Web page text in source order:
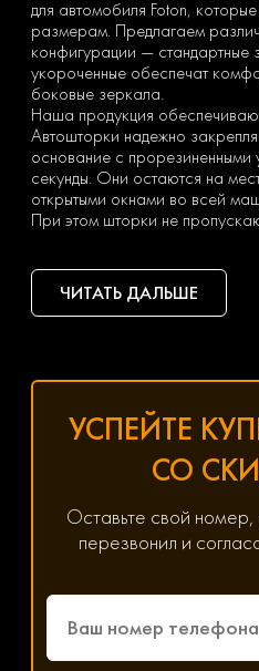
для автомобиля Foton,
размерам. Предлагаем
конфигурации — стандартные
укороченные обеспечат
боковые зеркала.
Наша продукция
Автошторки надежно
основание с прорезиненными
секунды. Они остаются на
открытыми окнами во всей
При этом шторки не
самых популярных запросов
Оформить заказ можно на
недорого, и вы сможете
демонтировать каркасную
и не придется докупать
Чтобы купить автомобильные
заявку одним из следующих
8(495) 445-55-08;
напишите менеджеру
на сайте;
заполните форму
Менеджер ответит на все
ЧИТАТЬ ДАЛЬШЕ
УСПЕЙТЕ
СО
Оставьте свой
перезвонил и